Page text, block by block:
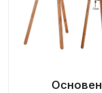
Основен